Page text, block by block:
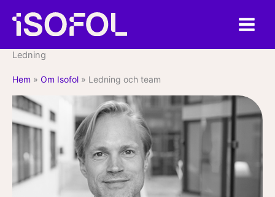
innehåll
Ledning
Hem » Om Isofol » Ledning och team